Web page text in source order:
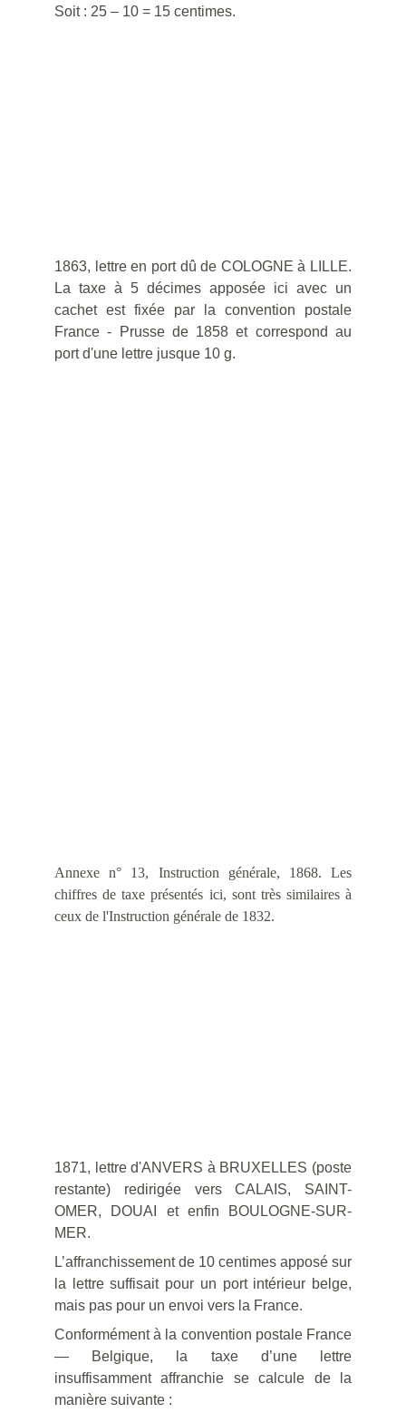
Soit : 25 – 10 = 15 centimes.
1863, lettre en port dû de COLOGNE à LILLE.
La taxe à 5 décimes apposée ici avec un
cachet est fixée par la convention postale
France - Prusse de 1858 et correspond au
port d'une lettre jusque 10 g.
1871, lettre d'ANVERS à BRUXELLES (poste
restante) redirigée vers CALAIS, SAINT-
OMER, DOUAI et enfin BOULOGNE-SUR-
MER.
L’affranchissement de 10 centimes apposé sur
la lettre suffisait pour un port intérieur belge,
mais pas pour un envoi vers la France.
Conformément à la convention postale France
— Belgique, la taxe d’une lettre
insuffisamment affranchie se calcule de la
manière suivante :
Annexe n° 13, Instruction générale, 1868. Les
chiffres de taxe présentés ici, sont très similaires à
ceux de l'Instruction générale de 1832.